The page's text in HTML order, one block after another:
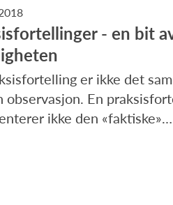
- en bit
er ikke det
observasjon. En
ikke den «faktiske»…